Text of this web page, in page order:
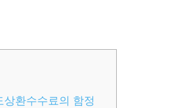
환수수료의 함정